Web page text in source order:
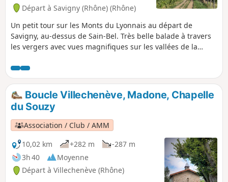
Départ à Savigny (Rhône) (Rhône)
Un petit tour sur les Monts du Lyonnais au départ de
Savigny, au-dessus de Sain-Bel. Très belle balade à travers
les vergers avec vues magnifiques sur les vallées de la
les monts alentours.
Boucle Villechenève, Madone, Chapelle
du Souzy
Association / Club / AMM
10,02 km
+282 m
-287 m
3h 40
Moyenne
Départ à Villechenève (Rhône)